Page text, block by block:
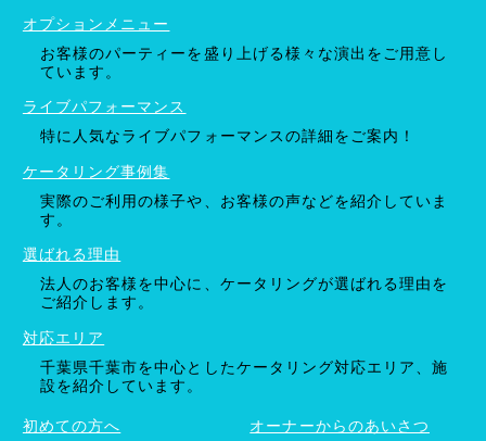
オプションメニュー
お客様のパーティーを盛り上げる様々な演出をご用意し
ています。
ライブパフォーマンス
特に人気なライブパフォーマンスの詳細をご案内！
ケータリング事例集
実際のご利用の様子や、お客様の声などを紹介していま
す。
選ばれる理由
法人のお客様を中心に、ケータリングが選ばれる理由を
ご紹介します。
対応エリア
千葉県千葉市を中心としたケータリング対応エリア、施
設を紹介しています。
初めての方へ
オーナーからのあいさつ